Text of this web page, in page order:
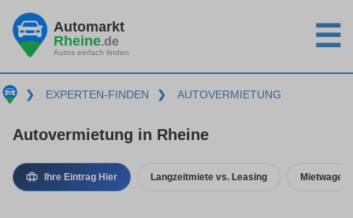
Automarkt
Rheine.de
Autos einfach finden ☰
❯ EXPERTEN-FINDEN ❯ AUTOVERMIETUNG
Autovermietung in Rheine
Ihre Eintrag Hier Langzeitmiete vs. Leasing